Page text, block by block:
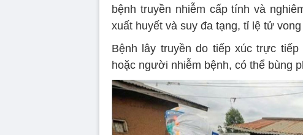
bệnh truyền nhiễm cấp tính và
xuất huyết và suy đa tạng, tỉ lệ tử
Bệnh lây truyền do tiếp xúc trực
hoặc người nhiễm bệnh, có thể bùng